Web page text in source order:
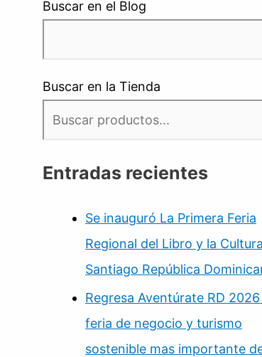
Buscar en el Blog
Buscar en la Tienda
Entradas recientes
Se inauguró La Primera Feria
Regional del Libro y la
Santiago República
Regresa Aventúrate RD 2026
feria de negocio y turismo
sostenible mas importante